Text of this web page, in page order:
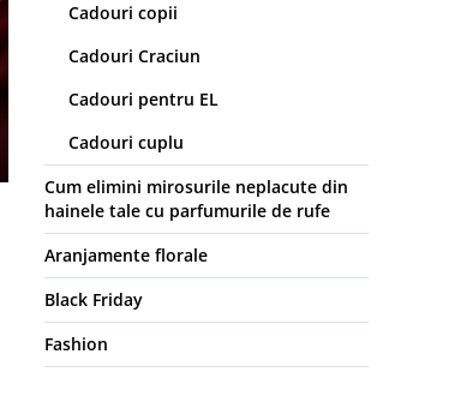
Cadouri copii
Cadouri Craciun
Cadouri pentru EL
Cadouri cuplu
Cum elimini mirosurile neplacute din
hainele tale cu parfumurile de rufe
Aranjamente florale
Black Friday
Fashion